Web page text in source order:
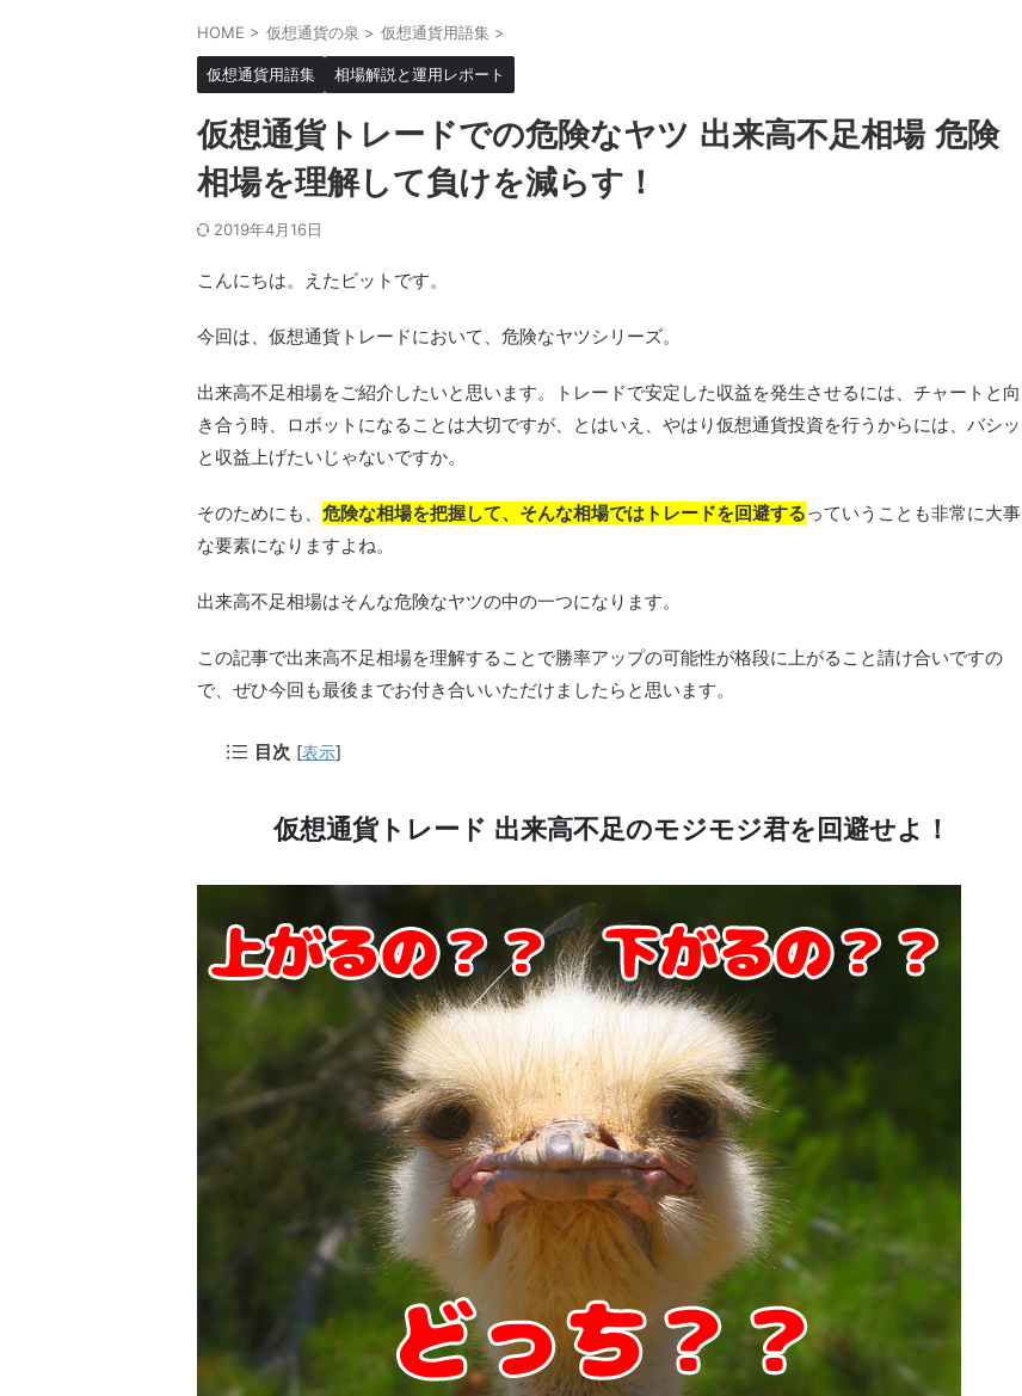
HOME > 仮想通貨の泉 > 仮想通貨用語集 >
仮想通貨用語集 相場解説と運用レポート
仮想通貨トレードでの危険なヤツ 出来高不足相場 危険
相場を理解して負けを減らす！
2019年4月16日
こんにちは。えたビットです。
今回は、仮想通貨トレードにおいて、危険なヤツシリーズ。
出来高不足相場をご紹介したいと思います。トレードで安定した収益を発生させるには、チャートと向
き合う時、ロボットになることは大切ですが、とはいえ、やはり仮想通貨投資を行うからには、バシッ
と収益上げたいじゃないですか。
そのためにも、 危険な相場を把握して、そんな相場ではトレードを回避するっていうことも非常に大事
な要素になりますよね。
出来高不足相場はそんな危険なヤツの中の一つになります。
この記事で出来高不足相場を理解することで勝率アップの可能性が格段に上がること請け合いですの
で、ぜひ今回も最後までお付き合いいただけましたらと思います。
目次 [表示]
仮想通貨トレード 出来高不足のモジモジ君を回避せよ！